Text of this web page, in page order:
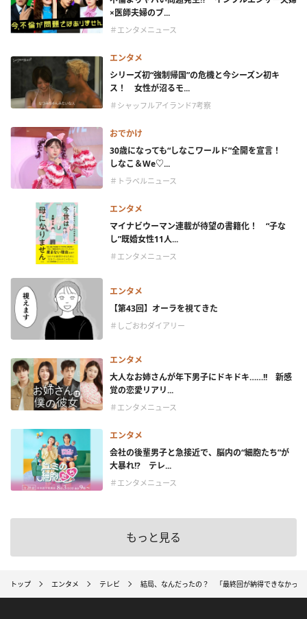
×医師夫婦のブ...
＃エンタメニュース
エンタメ
シリーズ初“強制帰国”の危機と今シーズン初キ
ス！ 女性が沼るモ...
＃シャッフルアイランド7考察
おでかけ
30歳になっても“しなこワールド”全開を宣言！
しなこ＆We♡...
＃トラベルニュース
エンタメ
マイナビウーマン連載が待望の書籍化！ “子な
し”既婚女性11人...
＃エンタメニュース
エンタメ
【第43回】オーラを視てきた
＃しごおわダイアリー
エンタメ
大人なお姉さんが年下男子にドキドキ……!! 新感
覚の恋愛リアリ...
＃エンタメニュース
エンタメ
会社の後輩男子と急接近で、脳内の“細胞たち”が
大暴れ!? テレ...
＃エンタメニュース
もっと見る
トップ エンタメ テレビ 結局、なんだったの？ 「最終回が納得できなかった